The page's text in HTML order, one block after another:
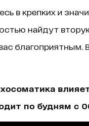
в крепких и
найдут
благоприятным.
по будням с